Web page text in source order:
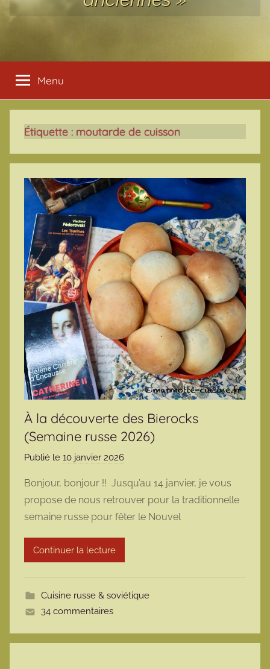
Menu
Étiquette : moutarde de cuisson
À la découverte des Bierocks
(Semaine russe 2026)
Publié le 10 janvier 2026
r
m
a
r
t
Bonjour, bonjour !! Jusqu’au 14 janvier, je vous
propose de nous retrouver pour la traditionnelle
semaine russe pour fêter le Nouvel
Continuer la lecture
Cuisine russe & soviétique
34 commentaires